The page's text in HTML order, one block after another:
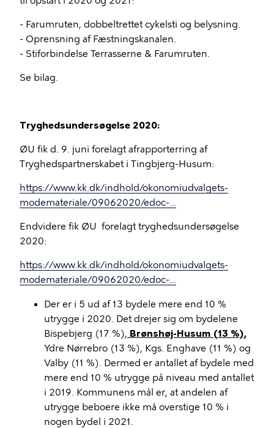
- Farumruten, dobbeltrettet cykelsti og belysning.
- Oprensning af Fæstningskanalen.
- Stiforbindelse Terrasserne & Farumruten.
Se bilag.
Tryghedsundersøgelse 2020:
ØU fik d. 9. juni forelagt afrapporterring af
Tryghedspartnerskabet i Tingbjerg-Husum:
https://www.kk.dk/indhold/okonomiudvalgets-
modemateriale/09062020/edoc-…
Endvidere fik ØU forelagt tryghedsundersøgelse
2020:
https://www.kk.dk/indhold/okonomiudvalgets-
modemateriale/09062020/edoc-…
Der er i 5 ud af 13 bydele mere end 10 %
utrygge i 2020. Det drejer sig om bydelene
Bispebjerg (17 %), Brønshøj-Husum (13 %),
Ydre Nørrebro (13 %), Kgs. Enghave (11 %) og
Valby (11 %). Dermed er antallet af bydele med
mere end 10 % utrygge på niveau med antallet
i 2019. Kommunens mål er, at andelen af
utrygge beboere ikke må overstige 10 % i
nogen bydel i 2021.